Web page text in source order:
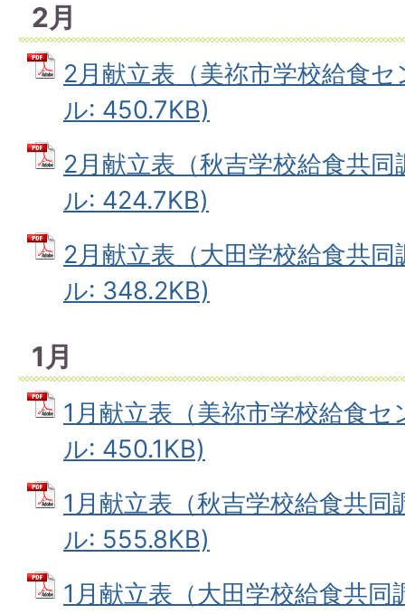
2月
2月献立表（美祢市学校給食
ル: 450.7KB)
2月献立表（秋吉学校給食共
ル: 424.7KB)
2月献立表（大田学校給食共
ル: 348.2KB)
1月
1月献立表（美祢市学校給食
ル: 450.1KB)
1月献立表（秋吉学校給食共
ル: 555.8KB)
1月献立表（大田学校給食共